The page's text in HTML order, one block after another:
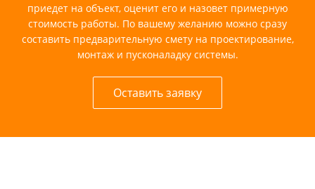
приедет на объект, оценит его и назовет примерную
стоимость работы. По вашему желанию можно сразу
составить предварительную смету на проектирование,
монтаж и пусконаладку системы.
Оставить заявку